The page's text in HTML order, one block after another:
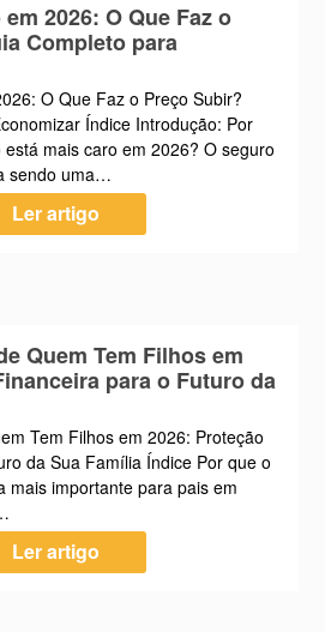
2026: O Que Faz o
Completo para
O Que Faz o Preço Subir?
Índice Introdução: Por
mais caro em 2026? O seguro
sendo uma…
Ler artigo
Quem Tem Filhos em
para o Futuro da
Tem Filhos em 2026: Proteção
da Sua Família Índice Por que o
mais importante para pais em
Ler artigo